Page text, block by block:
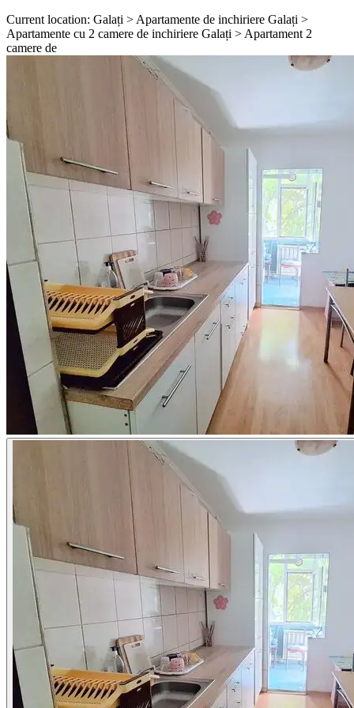
Current location: Galați > Apartamente de inchiriere Galați >
Apartamente cu 2 camere de inchiriere Galați > Apartament 2
camere de